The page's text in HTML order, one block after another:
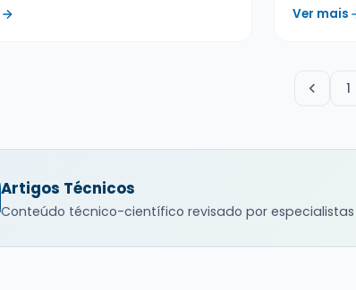
Ver mais
1
Artigos Técnicos
Conteúdo técnico-científico revisado por